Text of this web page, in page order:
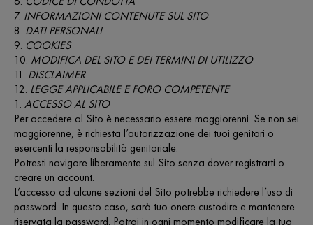
INFORMAZIONI CONTENUTE SUL SITO
DATI PERSONALI
COOKIES
MODIFICA DEL SITO E DEI TERMINI DI UTILIZZO
DISCLAIMER
LEGGE APPLICABILE E FORO COMPETENTE
1. ACCESSO AL SITO
Per accedere al Sito è necessario essere maggiorenni. Se non sei
maggiorenne, è richiesta l’autorizzazione dei tuoi genitori o
esercenti la responsabilità genitoriale.
Potresti navigare liberamente sul Sito senza dover registrarti o
creare un account.
L’accesso ad alcune sezioni del Sito potrebbe richiedere l’uso di
password. In questo caso, sarà tuo onere custodire e mantenere
riservata la password. Potrai in ogni momento modificare la tua